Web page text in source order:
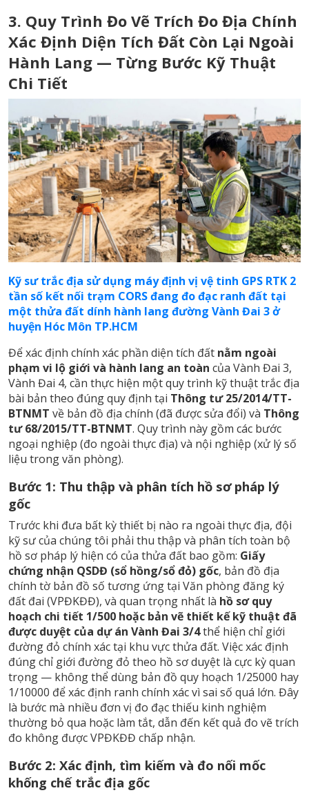
3. Quy Trình Đo Vẽ Trích Đo Địa Chính
Xác Định Diện Tích Đất Còn Lại Ngoài
Hành Lang — Từng Bước Kỹ Thuật
Chi Tiết
Kỹ sư trắc địa sử dụng máy định vị vệ tinh GPS RTK 2
tần số kết nối trạm CORS đang đo đạc ranh đất tại
một thửa đất dính hành lang đường Vành Đai 3 ở
huyện Hóc Môn TP.HCM
Để xác định chính xác phần diện tích đất nằm ngoài
phạm vi lộ giới và hành lang an toàn của Vành Đai 3,
Vành Đai 4, cần thực hiện một quy trình kỹ thuật trắc địa
bài bản theo đúng quy định tại Thông tư 25/2014/TT-
BTNMT về bản đồ địa chính (đã được sửa đổi) và Thông
tư 68/2015/TT-BTNMT. Quy trình này gồm các bước
ngoại nghiệp (đo ngoài thực địa) và nội nghiệp (xử lý số
liệu trong văn phòng).
Bước 1: Thu thập và phân tích hồ sơ pháp lý
gốc
Trước khi đưa bất kỳ thiết bị nào ra ngoài thực địa, đội
kỹ sư của chúng tôi phải thu thập và phân tích toàn bộ
hồ sơ pháp lý hiện có của thửa đất bao gồm: Giấy
chứng nhận QSDĐ (sổ hồng/sổ đỏ) gốc, bản đồ địa
chính tờ bản đồ số tương ứng tại Văn phòng đăng ký
đất đai (VPĐKĐĐ), và quan trọng nhất là hồ sơ quy
hoạch chi tiết 1/500 hoặc bản vẽ thiết kế kỹ thuật đã
được duyệt của dự án Vành Đai 3/4thể hiện chỉ giới
đường đỏ chính xác tại khu vực thửa đất. Việc xác định
đúng chỉ giới đường đỏ theo hồ sơ duyệt là cực kỳ quan
trọng — không thể dùng bản đồ quy hoạch 1/25000 hay
1/10000 để xác định ranh chính xác vì sai số quá lớn. Đây
là bước mà nhiều đơn vị đo đạc thiếu kinh nghiệm
thường bỏ qua hoặc làm tắt, dẫn đến kết quả đo vẽ trích
đo không được VPĐKĐĐ chấp nhận.
Bước 2: Xác định, tìm kiếm và đo nối mốc
khống chế trắc địa gốc